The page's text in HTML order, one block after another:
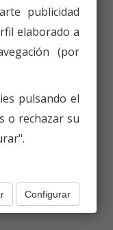
publicidad
elaborado a
(por
pulsando el
o rechazar su
Configurar